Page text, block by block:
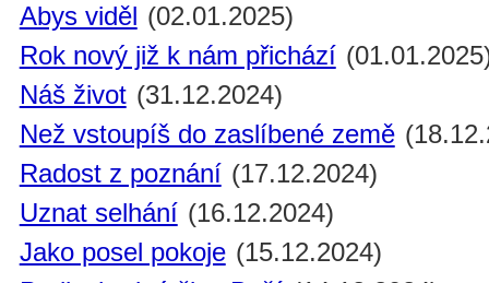
Abys viděl (02.01.2025)
Rok nový již k nám přichází
Náš život (31.12.2024)
Než vstoupíš do zaslíbené země
Radost z poznání (17.12.2024)
Uznat selhání (16.12.2024)
Jako posel pokoje (15.12.2024)